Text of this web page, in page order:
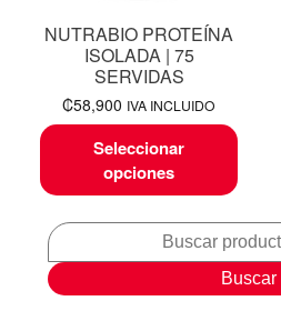
Buscar
NUTRABIO PROTEÍNA
ISOLADA | 75
SERVIDAS
₡58,900 IVA INCLUIDO
Seleccionar
opciones